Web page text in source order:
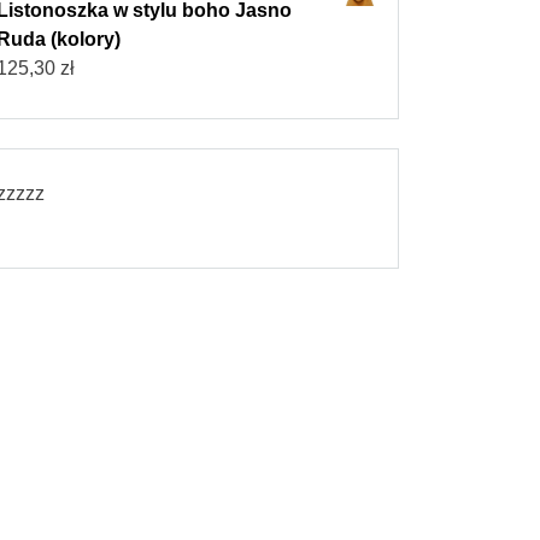
Listonoszka w stylu boho Jasno
Ruda (kolory)
zł